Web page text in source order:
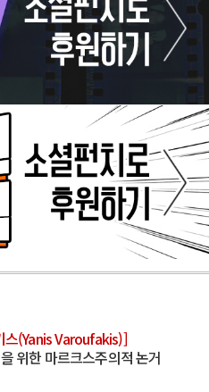
스(Yanis Varoufakis)]
위한 마르크스주의적 논거